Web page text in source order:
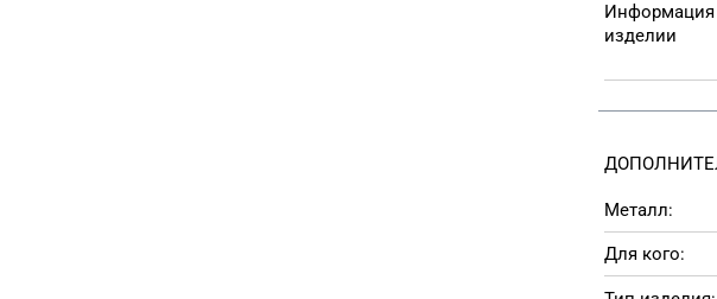
Информация
изделии
Металл:
Для кого: